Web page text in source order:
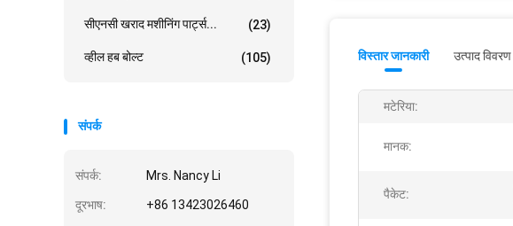
सीएनसी खराद मशीनिंग पार्ट्स... (23)
व्हील हब बोल्ट (105)
संपर्क
संपर्क: Mrs. Nancy Li
दूरभाष: +86 13423026460
विस्तार जानकारी उत्पाद विवरण
मटेरिया:
मानक:
पैकेट: